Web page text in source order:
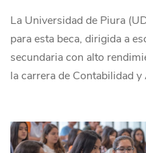
La Universidad de Piura
para esta beca, dirigida a
secundaria con alto
la carrera de Contabilidad